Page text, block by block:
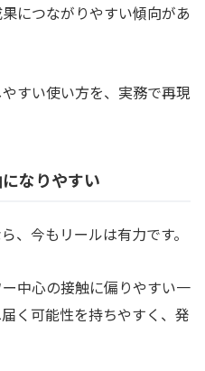
につながりやすい傾向があ
すい使い方を、実務で再現
なりやすい
、今もリールは有力です。
中心の接触に偏りやすい一
く可能性を持ちやすく、発